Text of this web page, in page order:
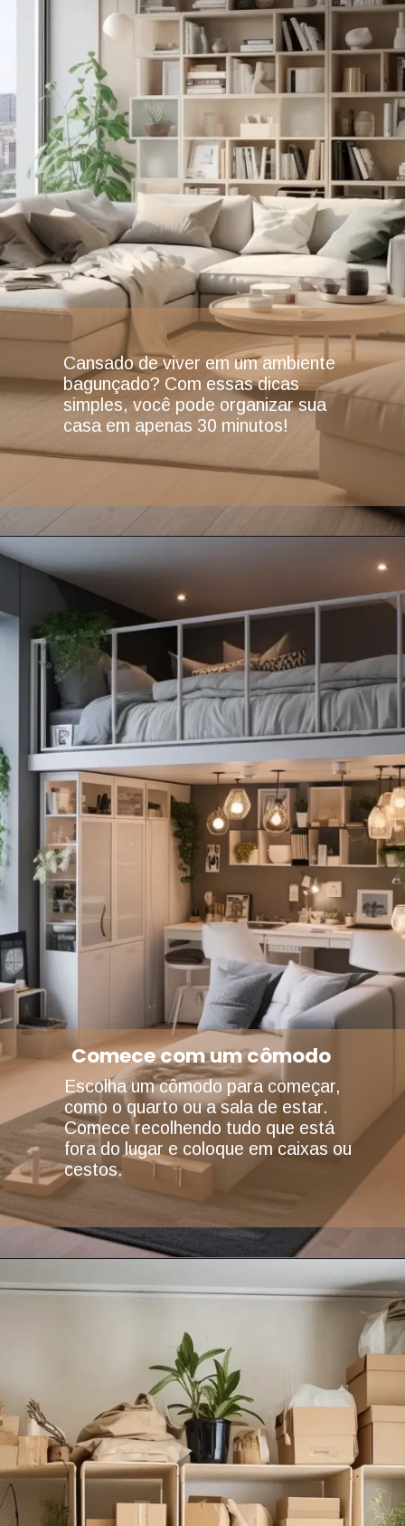
Cansado de viver em um ambiente
bagunçado? Com essas dicas
simples, você pode organizar sua
casa em apenas 30 minutos!
Escolha um cômodo para começar,
como o quarto ou a sala de estar.
Comece recolhendo tudo que está
fora do lugar e coloque em caixas ou
cestos.
Comece com um cômodo